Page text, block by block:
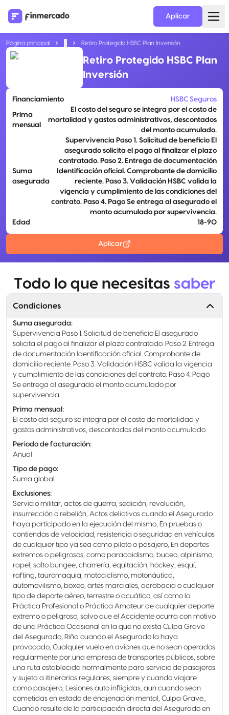
Aplicar
Página principal Retiro Protegido HSBC Plan Inversión
Retiro Protegido HSBC Plan
Inversión
Financiamiento HSBC Seguros
Prima
mensual
El costo del seguro se integra por el costo de
mortalidad y gastos administrativos, descontados
del monto acumulado.
Suma
asegurada
Supervivencia Paso 1. Solicitud de beneficio El
asegurado solicita el pago al finalizar el plazo
contratado. Paso 2. Entrega de documentación
Identificación oficial. Comprobante de domicilio
reciente. Paso 3. Validación HSBC valida la
vigencia y cumplimiento de las condiciones del
contrato. Paso 4. Pago Se entrega al asegurado el
monto acumulado por supervivencia.
Edad
18-90
Aplicar
Todo lo que necesitas saber
Condiciones
Suma asegurada:
Supervivencia Paso 1. Solicitud de beneficio El asegurado
solicita el pago al finalizar el plazo contratado. Paso 2. Entrega
de documentación Identificación oficial. Comprobante de
domicilio reciente. Paso 3. Validación HSBC valida la vigencia
y cumplimiento de las condiciones del contrato. Paso 4. Pago
Se entrega al asegurado el monto acumulado por
supervivencia.
Prima mensual :
El costo del seguro se integra por el costo de mortalidad y
gastos administrativos, descontados del monto acumulado.
Periodo de facturación:
Anual
Tipo de pago:
Suma global
Exclusiones:
Servicio militar, actos de guerra, sedición, revolución,
insurrección o rebelión, Actos delictivos cuando el Asegurado
haya participado en la ejecución del mismo, En pruebas o
contiendas de velocidad, resistencia o seguridad en vehículos
de cualquier tipo ya sea como piloto o pasajero, En deportes
extremos o peligrosos, como paracaidismo, buceo, alpinismo,
rapel, salto bungee, charrería, equitación, hockey, esquí,
rafting, tauromaquia, motociclismo, motonáutica,
automovilismo, boxeo, artes marciales, acrobacia o cualquier
tipo de deporte aéreo, terrestre o acuático, así como la
Práctica Profesional o Práctica Amateur de cualquier deporte
extremo o peligroso, salvo que el Accidente ocurra con motivo
de una Práctica Ocasional en la que no exista Culpa Grave
del Asegurado, Riña cuando el Asegurado la haya
provocado, Cualquier vuelo en aviones que no sean operados
regularmente por una empresa de transportes públicos, sobre
una ruta establecida normalmente para servicio de pasajeros
y sujeta a itinerarios regulares, siempre y cuando viajare
como pasajero, Lesiones auto infligidas, aun cuando sean
cometidas en estado de enajenación mental, Culpa Grave.,
Cuando resulte de la participación directa del Asegurado en